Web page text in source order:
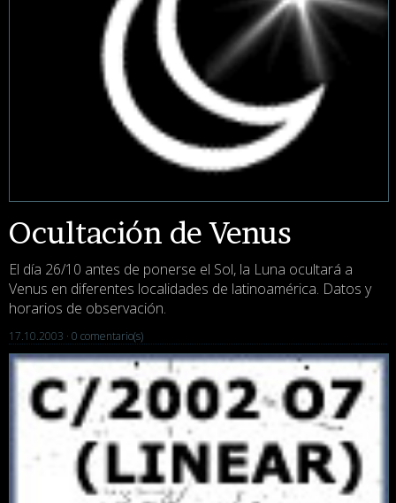
Ocultación de Venus
El día 26/10 antes de ponerse el Sol, la Luna ocultará a
Venus en diferentes localidades de latinoamérica. Datos y
horarios de observación.
17.10.2003 · 0 comentario(s)